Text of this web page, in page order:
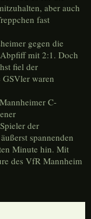
aber auch
fast
gegen die
mit 2:1. Doch
fiel der
waren
C-
der
spannenden
Minute hin. Mit
des VfR Mannheim